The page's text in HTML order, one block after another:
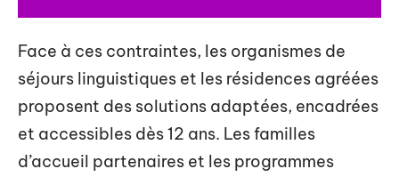
Face à ces contraintes, les organismes de
séjours linguistiques et les résidences agréées
proposent des solutions adaptées, encadrées
et accessibles dès 12 ans. Les familles
d’accueil partenaires et les programmes